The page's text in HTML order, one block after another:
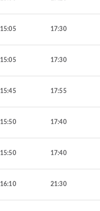
15:05 17:30
15:05 17:30
15:45 17:55
15:50 17:40
15:50 17:40
16:10 21:30